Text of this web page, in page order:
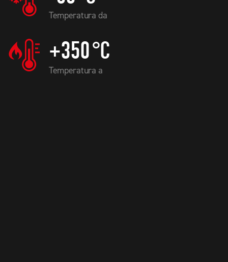
Temperatura da
+350°C
Temperatura a